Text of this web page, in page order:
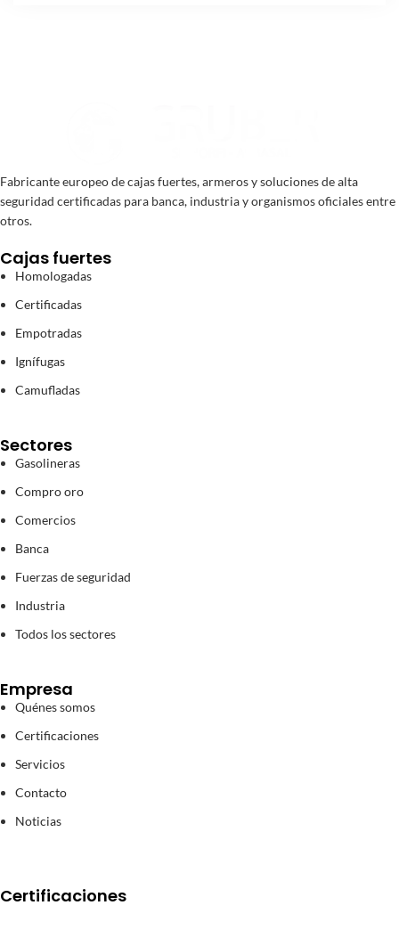
Fabricante europeo de cajas fuertes, armeros y soluciones de alta
seguridad certificadas para banca, industria y organismos oficiales entre
otros.
Cajas fuertes
Homologadas
Certificadas
Empotradas
Ignífugas
Camufladas
Sectores
Gasolineras
Compro oro
Comercios
Banca
Fuerzas de seguridad
Industria
Todos los sectores
Empresa
Quénes somos
Certificaciones
Servicios
Contacto
Noticias
Certificaciones